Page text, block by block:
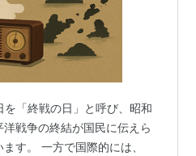
「終戦の日」と呼び、昭和
戦争の終結が国民に伝えら
す。 一方で国際的には、